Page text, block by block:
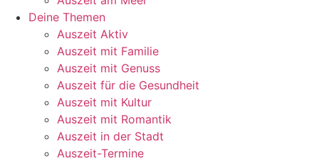
Deine Themen
Auszeit Aktiv
Auszeit mit Familie
Auszeit mit Genuss
Auszeit für die Gesundheit
Auszeit mit Kultur
Auszeit mit Romantik
Auszeit in der Stadt
Auszeit-Termine